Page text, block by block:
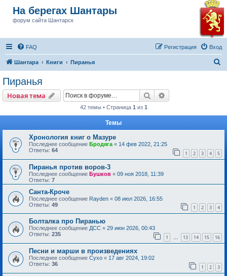
На берегах Шантары
форум сайта Шантарск
FAQ Вход
Регистрация
Шантара Книги Пиранья
Пиранья
Новая тема Поиск
42 темы • Страница 1 из 1
Темы
Хронология книг о Мазуре
Последнее сообщение Бродяга « 14 фев 2022, 21:25
Ответы: 64 1 2 3 4 5
Пиранья против воров-3
Последнее сообщение Бушков « 09 ноя 2018, 11:39
Ответы: 7
Санта-Кроче
Последнее сообщение Rayden « 08 июл 2026, 16:55
Ответы: 49 1 2 3 4
Болталка про Пиранью
Последнее сообщение ДСС « 29 июн 2026, 00:43
Ответы: 235 1 … 13 14 15 16
Песни и марши в произведениях
Последнее сообщение Сухо « 17 авг 2024, 19:02
Ответы: 36 1 2 3